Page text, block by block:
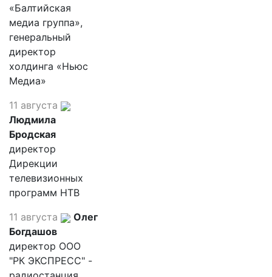
«Балтийская
медиа группа»,
генеральный
директор
холдинга «Ньюс
Медиа»
11 августа
Людмила
Бродская
директор
Дирекции
телевизионных
программ НТВ
11 августа
Олег
Богдашов
директор ООО
"РК ЭКСПРЕСС" -